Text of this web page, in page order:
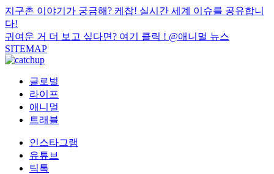
지구촌 이야기가 궁금해? 케찹! 실시간 세계 이슈를 공유합니
다!
귀여운 거 더 보고 싶다면? 여기 클릭 ! @애니멀 뉴스
SITEMAP
글로벌
라이프
애니멀
트래블
인스타그램
유튜브
틱톡